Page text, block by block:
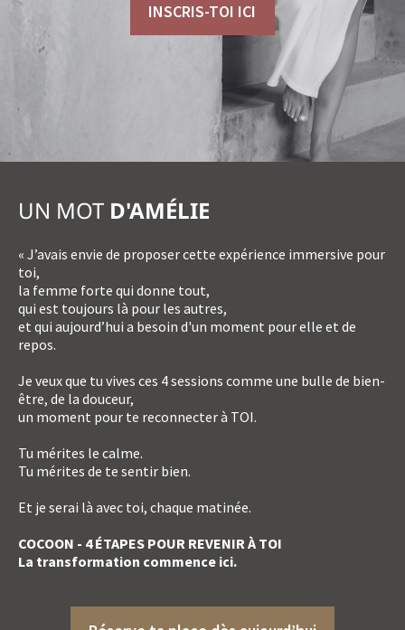
INSCRIS-TOI ICI
UN MOT D'AMÉLIE
« J’avais envie de proposer cette expérience immersive pour
toi,
la femme forte qui donne tout,
qui est toujours là pour les autres,
et qui aujourd’hui a besoin d'un moment pour elle et de
repos.
Je veux que tu vives ces 4 sessions comme une bulle de bien-
être, de la douceur,
un moment pour te reconnecter à TOI.
Tu mérites le calme.
Tu mérites de te sentir bien.
Et je serai là avec toi, chaque matinée.
COCOON - 4 ÉTAPES POUR REVENIR À TOI
La transformation commence ici.